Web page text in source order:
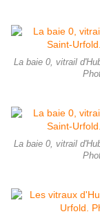
La baie 0, vitrail
La baie 0, vitrail